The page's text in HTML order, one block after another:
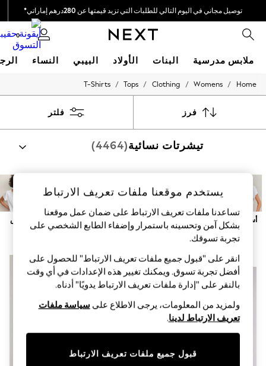
توصيل مجاني في اليوم التالي للطلبات التي تزيد قيمتها عن 280درهم إماراتي*
نحن نقوم بدفع جميع الرسوم 0
ملابس مدرسية البنات الأولاد البيبي النساء
HOLIDAY SHOP
Modest Holiday Outfits
Occasionwear
Sunset Styles
Dresses
Occasionwear
Sets & Outfits
Linen Collection
Swimwear & Beachwear
Tops & T-Shirts
Sandals & Sliders
Jumpsuits & Playsuits
Shorts & Skirts
Sun Safe
Sun Hats & Caps
Sunglasses
Women's Holiday Shop
Women's Travel Styles
Dresses
Home
/
Womens
/
Clothing
/
Tops
/
T-Shirts
فرز فلتر
تيشرتات نسائية(4464)
أساسيات تلبيس واسع طويل أكمامقصيرة كُم طويل أبيض
جديدنا جديدنا
يستخدم موقعنا ملفات تعريف الارتباط
تساعدنا ملفات تعريف الارتباط على ضمان عمل موقعنا
بشكل آمن وتحسينه باستمرار وإضفاء الطابع الشخصي على
تجربة تسوقك.‏
انقر على "قبول جميع ملفات تعريف الارتباط" للحصول على
أفضل تجربة تسوق. ويمكنك تغيير هذه الإعدادات في أي وقت
بالنقر على "إدارة ملفات تعريف الارتباط يدويًا" أدناه.
ولمزيد من المعلومات، يرجى الاطلاع على سياسة ملفات
تعريف الارتباط لدينا.
قبول جميع ملفات تعريف الارتباط